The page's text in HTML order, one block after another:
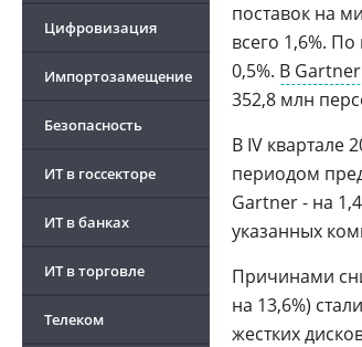
Цифровизация
Импортозамещение
Безопасность
ИТ в госсекторе
ИТ в банках
ИТ в торговле
Телеком
поставок на
всего 1,6%.
0,5%. В Gartner
352,8 млн
В IV квартале
периодом
Gartner - на
указанных
Причинами
на 13,6%)
жестких